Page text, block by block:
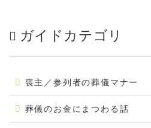
ガイドカテゴリ
喪主／参列者の葬儀マナー
葬儀のお金にまつわる話